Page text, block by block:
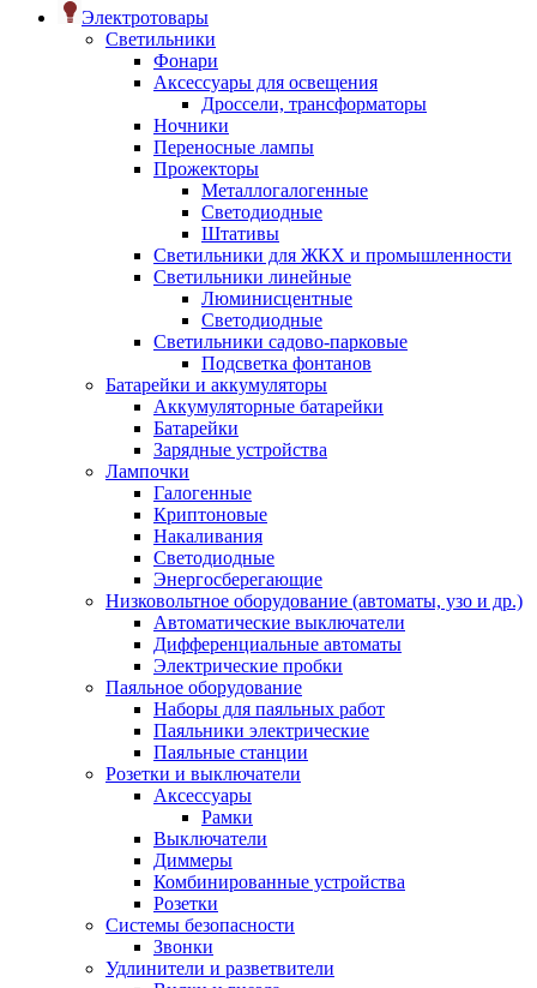
Электротовары
Светильники
Фонари
Аксессуары для освещения
Дроссели, трансформаторы
Ночники
Переносные лампы
Прожекторы
Металлогалогенные
Светодиодные
Штативы
Светильники для ЖКХ и промышленности
Светильники линейные
Люминисцентные
Светодиодные
Светильники садово-парковые
Подсветка фонтанов
Батарейки и аккумуляторы
Аккумуляторные батарейки
Батарейки
Зарядные устройства
Лампочки
Галогенные
Криптоновые
Накаливания
Светодиодные
Энергосберегающие
Низковольтное оборудование (автоматы, узо и др.)
Автоматические выключатели
Дифференциальные автоматы
Электрические пробки
Паяльное оборудование
Наборы для паяльных работ
Паяльники электрические
Паяльные станции
Розетки и выключатели
Аксессуары
Рамки
Выключатели
Диммеры
Комбинированные устройства
Розетки
Системы безопасности
Звонки
Удлинители и разветвители